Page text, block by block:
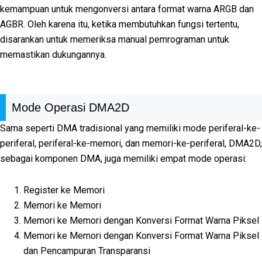
kemampuan untuk mengonversi antara format warna ARGB dan
AGBR. Oleh karena itu, ketika membutuhkan fungsi tertentu,
disarankan untuk memeriksa manual pemrograman untuk
memastikan dukungannya.
Mode Operasi DMA2D
Sama seperti DMA tradisional yang memiliki mode periferal-ke-
periferal, periferal-ke-memori, dan memori-ke-periferal, DMA2D,
sebagai komponen DMA, juga memiliki empat mode operasi:
Register ke Memori
Memori ke Memori
Memori ke Memori dengan Konversi Format Warna Piksel
Memori ke Memori dengan Konversi Format Warna Piksel
dan Pencampuran Transparansi